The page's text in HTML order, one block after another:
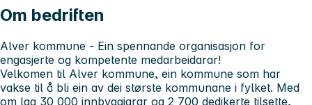
Om bedriften
Alver kommune - Ein spennande organisasjon for
engasjerte og kompetente medarbeidarar!
Velkomen til Alver kommune, ein kommune som har
vakse til å bli ein av dei største kommunane i fylket. Med
om lag 30 000 innbyggjarar og 2 700 dedikerte tilsette,